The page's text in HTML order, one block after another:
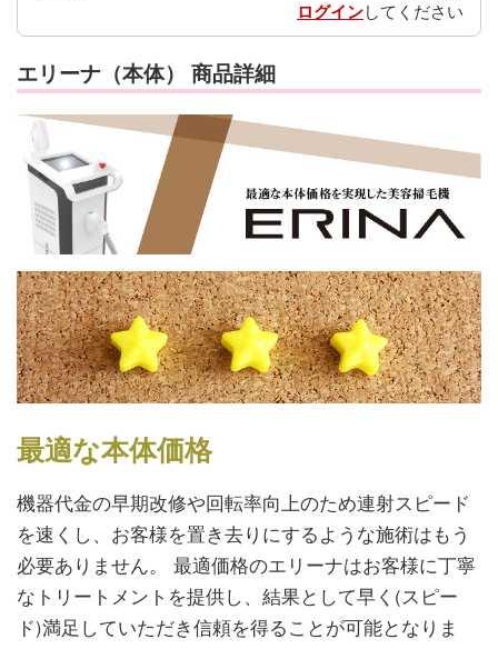
ログインしてください
エリーナ（本体） 商品詳細
最適な本体価格
機器代金の早期改修や回転率向上のため連射スピード
を速くし、お客様を置き去りにするような施術はもう
必要ありません。 最適価格のエリーナはお客様に丁寧
なトリートメントを提供し、結果として早く(スピー
ド)満足していただき信頼を得ることが可能となりま